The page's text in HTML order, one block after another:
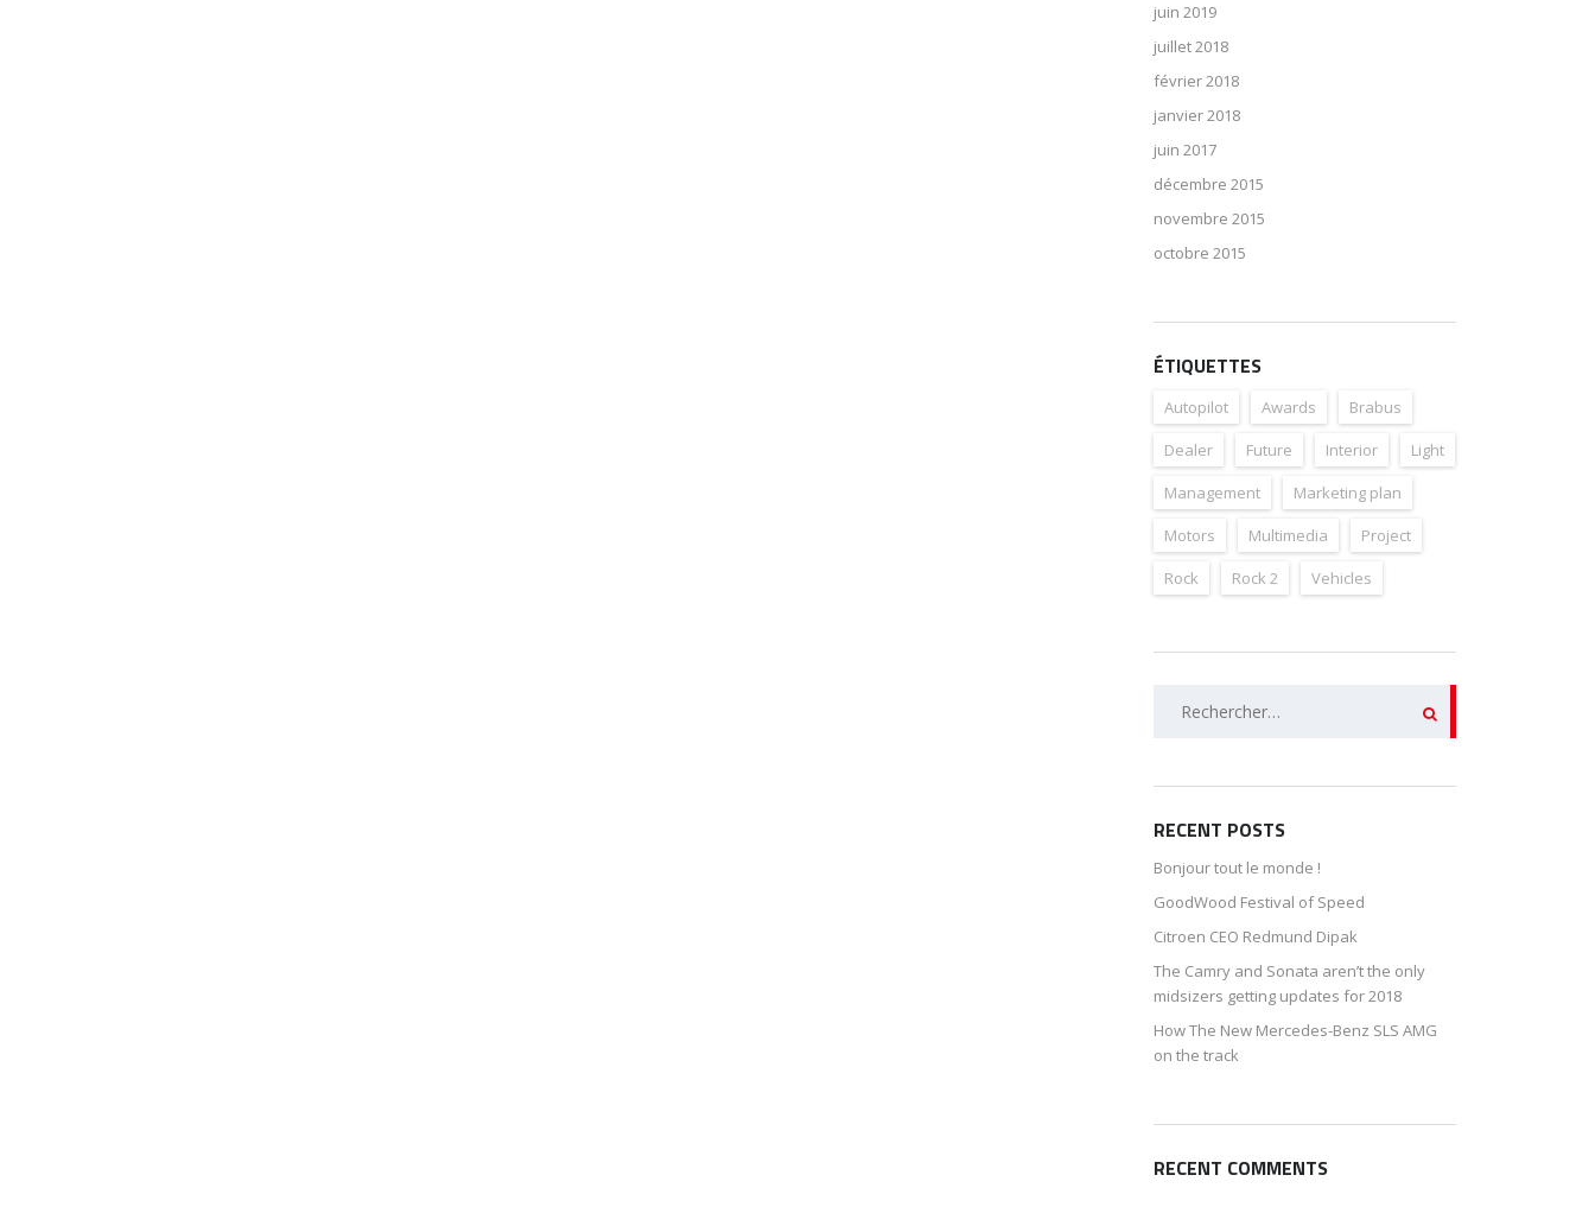
juin 2019
juillet 2018
février 2018
janvier 2018
juin 2017
décembre 2015
novembre 2015
octobre 2015
ÉTIQUETTES
Autopilot Awards
Brabus
Dealer
Future Interior
Light
Management
Marketing plan
Motors
Multimedia
Project
Rock
Rock 2 Vehicles
RECENT POSTS
Bonjour tout le monde !
GoodWood Festival of Speed
Citroen CEO Redmund Dipak
The Camry and Sonata aren’t the only
midsizers getting updates for 2018
How The New Mercedes-Benz SLS AMG
on the track
RECENT COMMENTS